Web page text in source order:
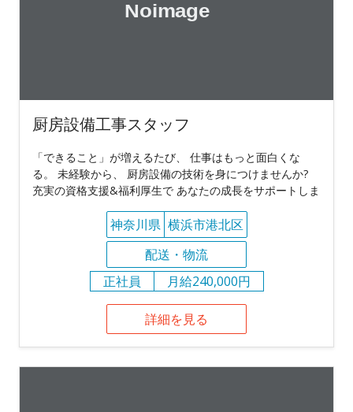
厨房設備工事スタッフ
「できること」が増えるたび、 仕事はもっと面白くな
る。 未経験から、 厨房設備の技術を身につけませんか?
充実の資格支援&福利厚生で あなたの成長をサポートしま
神奈川県 横浜市港北区
配送・物流
正社員
月給240,000円
詳細を見る